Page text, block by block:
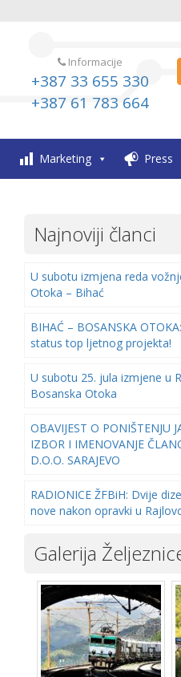
Informacije
+387 33 655 330
+387 61 783 664
Marketing Press
Najnoviji članci
U subotu izmjena reda
Otoka – Bihać
BIHAĆ – BOSANSKA
status top ljetnog projekta!
U subotu 25. jula izmjene u
Bosanska Otoka
OBAVIJEST O PONIŠTENJU
IZBOR I IMENOVANJE
D.O.O. SARAJEVO
RADIONICE ŽFBiH: Dvije
nove nakon opravki u
Galerija